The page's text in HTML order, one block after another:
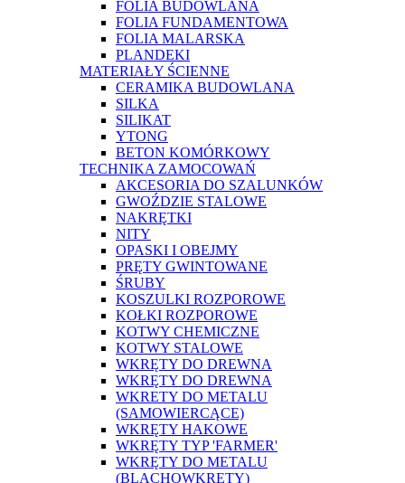
FOLIA BUDOWLANA
FOLIA FUNDAMENTOWA
FOLIA MALARSKA
PLANDEKI
MATERIAŁY ŚCIENNE
CERAMIKA BUDOWLANA
SILKA
SILIKAT
YTONG
BETON KOMÓRKOWY
TECHNIKA ZAMOCOWAŃ
AKCESORIA DO SZALUNKÓW
GWOŹDZIE STALOWE
NAKRĘTKI
NITY
OPASKI I OBEJMY
PRĘTY GWINTOWANE
ŚRUBY
KOSZULKI ROZPOROWE
KOŁKI ROZPOROWE
KOTWY CHEMICZNE
KOTWY STALOWE
WKRĘTY DO DREWNA
WKRĘTY DO DREWNA
WKRETY DO METALU
(SAMOWIERCĄCE)
WKRĘTY HAKOWE
WKRĘTY TYP 'FARMER'
WKRĘTY DO METALU
(BLACHOWKRĘTY)